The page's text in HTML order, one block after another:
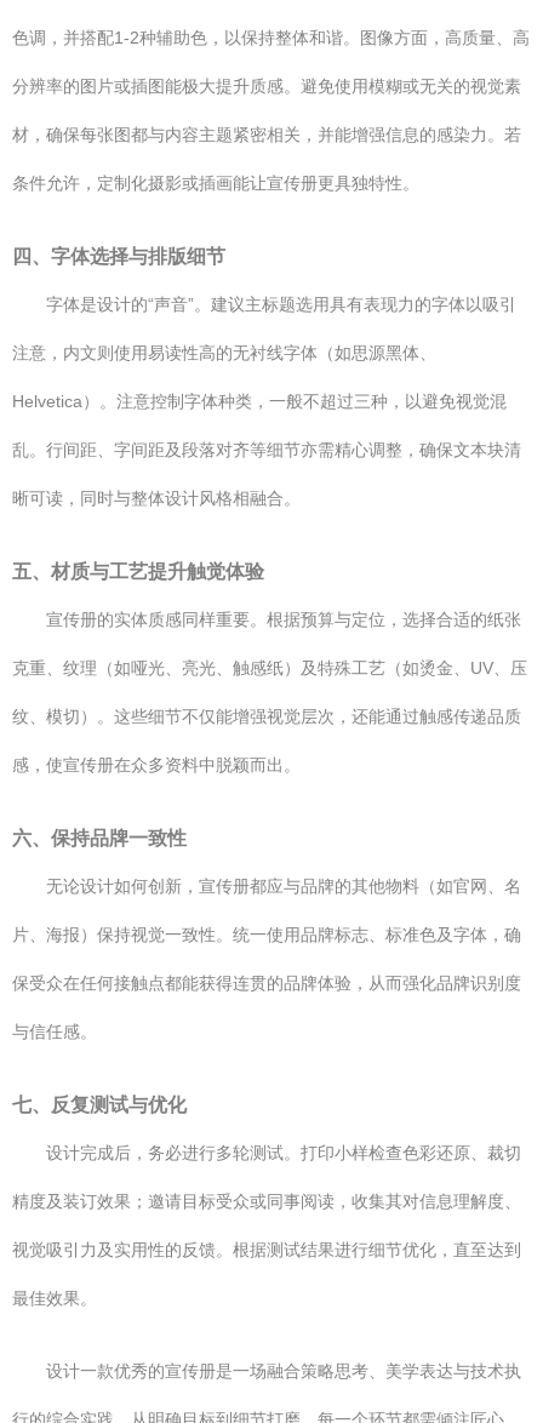
色调，并搭配1-2种辅助色，以保持整体和谐。图像方面，高质量、高
分辨率的图片或插图能极大提升质感。避免使用模糊或无关的视觉素
材，确保每张图都与内容主题紧密相关，并能增强信息的感染力。若
条件允许，定制化摄影或插画能让宣传册更具独特性。
四、字体选择与排版细节
字体是设计的“声音”。建议主标题选用具有表现力的字体以吸引
注意，内文则使用易读性高的无衬线字体（如思源黑体、
Helvetica）。注意控制字体种类，一般不超过三种，以避免视觉混
乱。行间距、字间距及段落对齐等细节亦需精心调整，确保文本块清
晰可读，同时与整体设计风格相融合。
五、材质与工艺提升触觉体验
宣传册的实体质感同样重要。根据预算与定位，选择合适的纸张
克重、纹理（如哑光、亮光、触感纸）及特殊工艺（如烫金、UV、压
纹、模切）。这些细节不仅能增强视觉层次，还能通过触感传递品质
感，使宣传册在众多资料中脱颖而出。
六、保持品牌一致性
无论设计如何创新，宣传册都应与品牌的其他物料（如官网、名
片、海报）保持视觉一致性。统一使用品牌标志、标准色及字体，确
保受众在任何接触点都能获得连贯的品牌体验，从而强化品牌识别度
与信任感。
七、反复测试与优化
设计完成后，务必进行多轮测试。打印小样检查色彩还原、裁切
精度及装订效果；邀请目标受众或同事阅读，收集其对信息理解度、
视觉吸引力及实用性的反馈。根据测试结果进行细节优化，直至达到
最佳效果。
设计一款优秀的宣传册是一场融合策略思考、美学表达与技术执